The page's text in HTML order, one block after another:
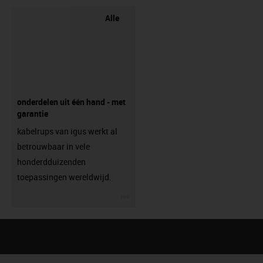
Alle
onderdelen uit één hand - met
garantie
kabelrups van igus werkt al
betrouwbaar in vele
honderdduizenden
toepassingen wereldwijd.